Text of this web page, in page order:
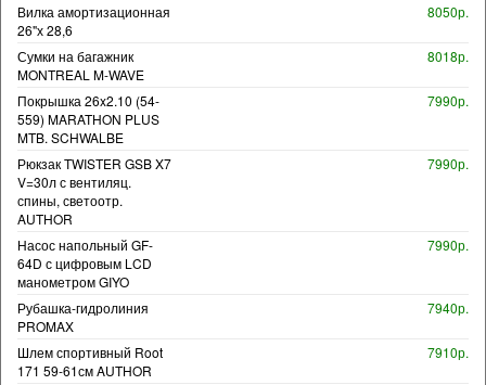
Вилка амортизационная
26"х 28,6
8050р.
Сумки на багажник
MONTREAL M-WAVE
8018р.
Покрышка 26x2.10 (54-
559) MARATHON PLUS
MTB. SCHWALBE
7990р.
Рюкзак TWISTER GSB X7
V=30л с вентиляц.
спины, светоотр.
AUTHOR
7990р.
Насос напольный GF-
64D с цифровым LCD
манометром GIYO
7990р.
Рубашка-гидролиния
PROMAX
7940р.
Шлем спортивный Root
171 59-61см AUTHOR
7910р.